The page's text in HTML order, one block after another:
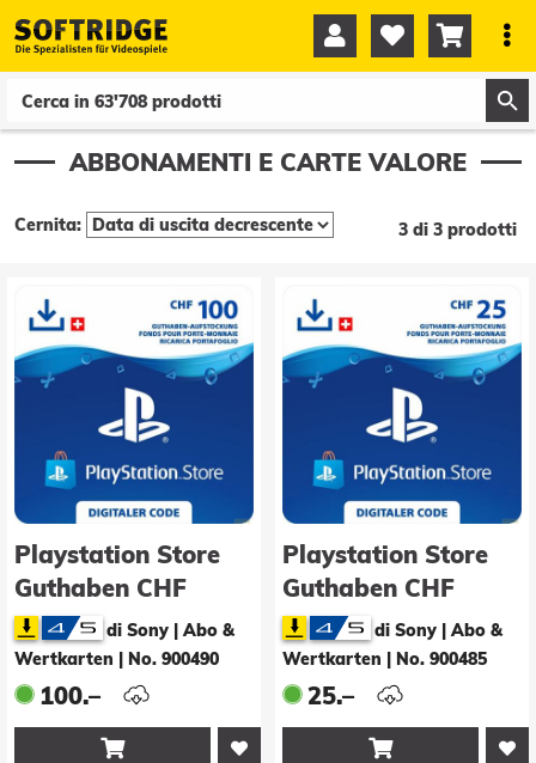
   
ABBONAMENTI E CARTE VALORE
Cernita: 3 di 3 prodotti
Playstation Store
Guthaben CHF
100.00
di Sony | Abo &
Wertkarten
No. 900490
100.–

Playstation Store
Guthaben CHF
25.00
di Sony | Abo &
Wertkarten
No. 900485
25.–
